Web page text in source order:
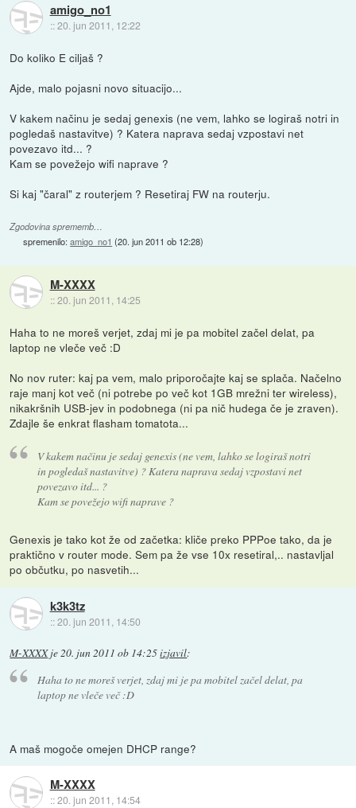
amigo_no1
::20. jun 2011, 12:22
Do koliko E ciljaš ?
Ajde, malo pojasni novo situacijo...
V kakem načinu je sedaj genexis (ne vem, lahko se logiraš notri in
pogledaš nastavitve) ? Katera naprava sedaj vzpostavi net
povezavo itd... ?
Kam se povežejo wifi naprave ?
Si kaj "čaral" z routerjem ? Resetiraj FW na routerju.
Zgodovina sprememb…
spremenilo:amigo_no1 (20. jun 2011 ob 12:28)
M-XXXX
::20. jun 2011, 14:25
Haha to ne moreš verjet, zdaj mi je pa mobitel začel delat, pa
laptop ne vleče več :D
No nov ruter: kaj pa vem, malo priporočajte kaj se splača. Načelno
raje manj kot več (ni potrebe po več kot 1GB mrežni ter wireless),
nikakršnih USB-jev in podobnega (ni pa nič hudega če je zraven).
Zdajle še enkrat flasham tomatota...
V kakem načinu je sedaj genexis (ne vem, lahko se logiraš notri
in pogledaš nastavitve) ? Katera naprava sedaj vzpostavi net
povezavo itd... ?
Kam se povežejo wifi naprave ?
Genexis je tako kot že od začetka: kliče preko PPPoe tako, da je
praktično v router mode. Sem pa že vse 10x resetiral,.. nastavljal
po občutku, po nasvetih...
k3k3tz
::20. jun 2011, 14:50
M-XXXXje20. jun 2011 ob 14:25izjavil:
Haha to ne moreš verjet, zdaj mi je pa mobitel začel delat, pa
laptop ne vleče več :D
A maš mogoče omejen DHCP range?
M-XXXX
::20. jun 2011, 14:54